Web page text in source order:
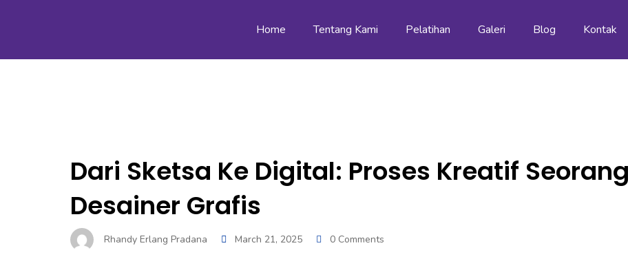
Home Tentang Kami Pelatihan Galeri Blog Kontak
Dari Sketsa Ke Digital: Proses Kreatif Seorang
Desainer Grafis
Rhandy Erlang Pradana March 21, 2025 0 Comments